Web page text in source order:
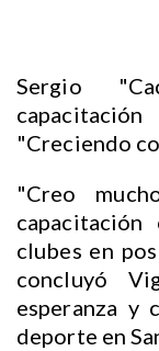
Sergio
"Creciendo
"Creo
clubes en
concluyó
esperanza y
deporte en